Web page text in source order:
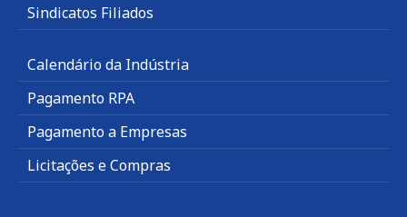
Sindicatos Filiados
Calendário da Indústria
Pagamento RPA
Pagamento a Empresas
Licitações e Compras